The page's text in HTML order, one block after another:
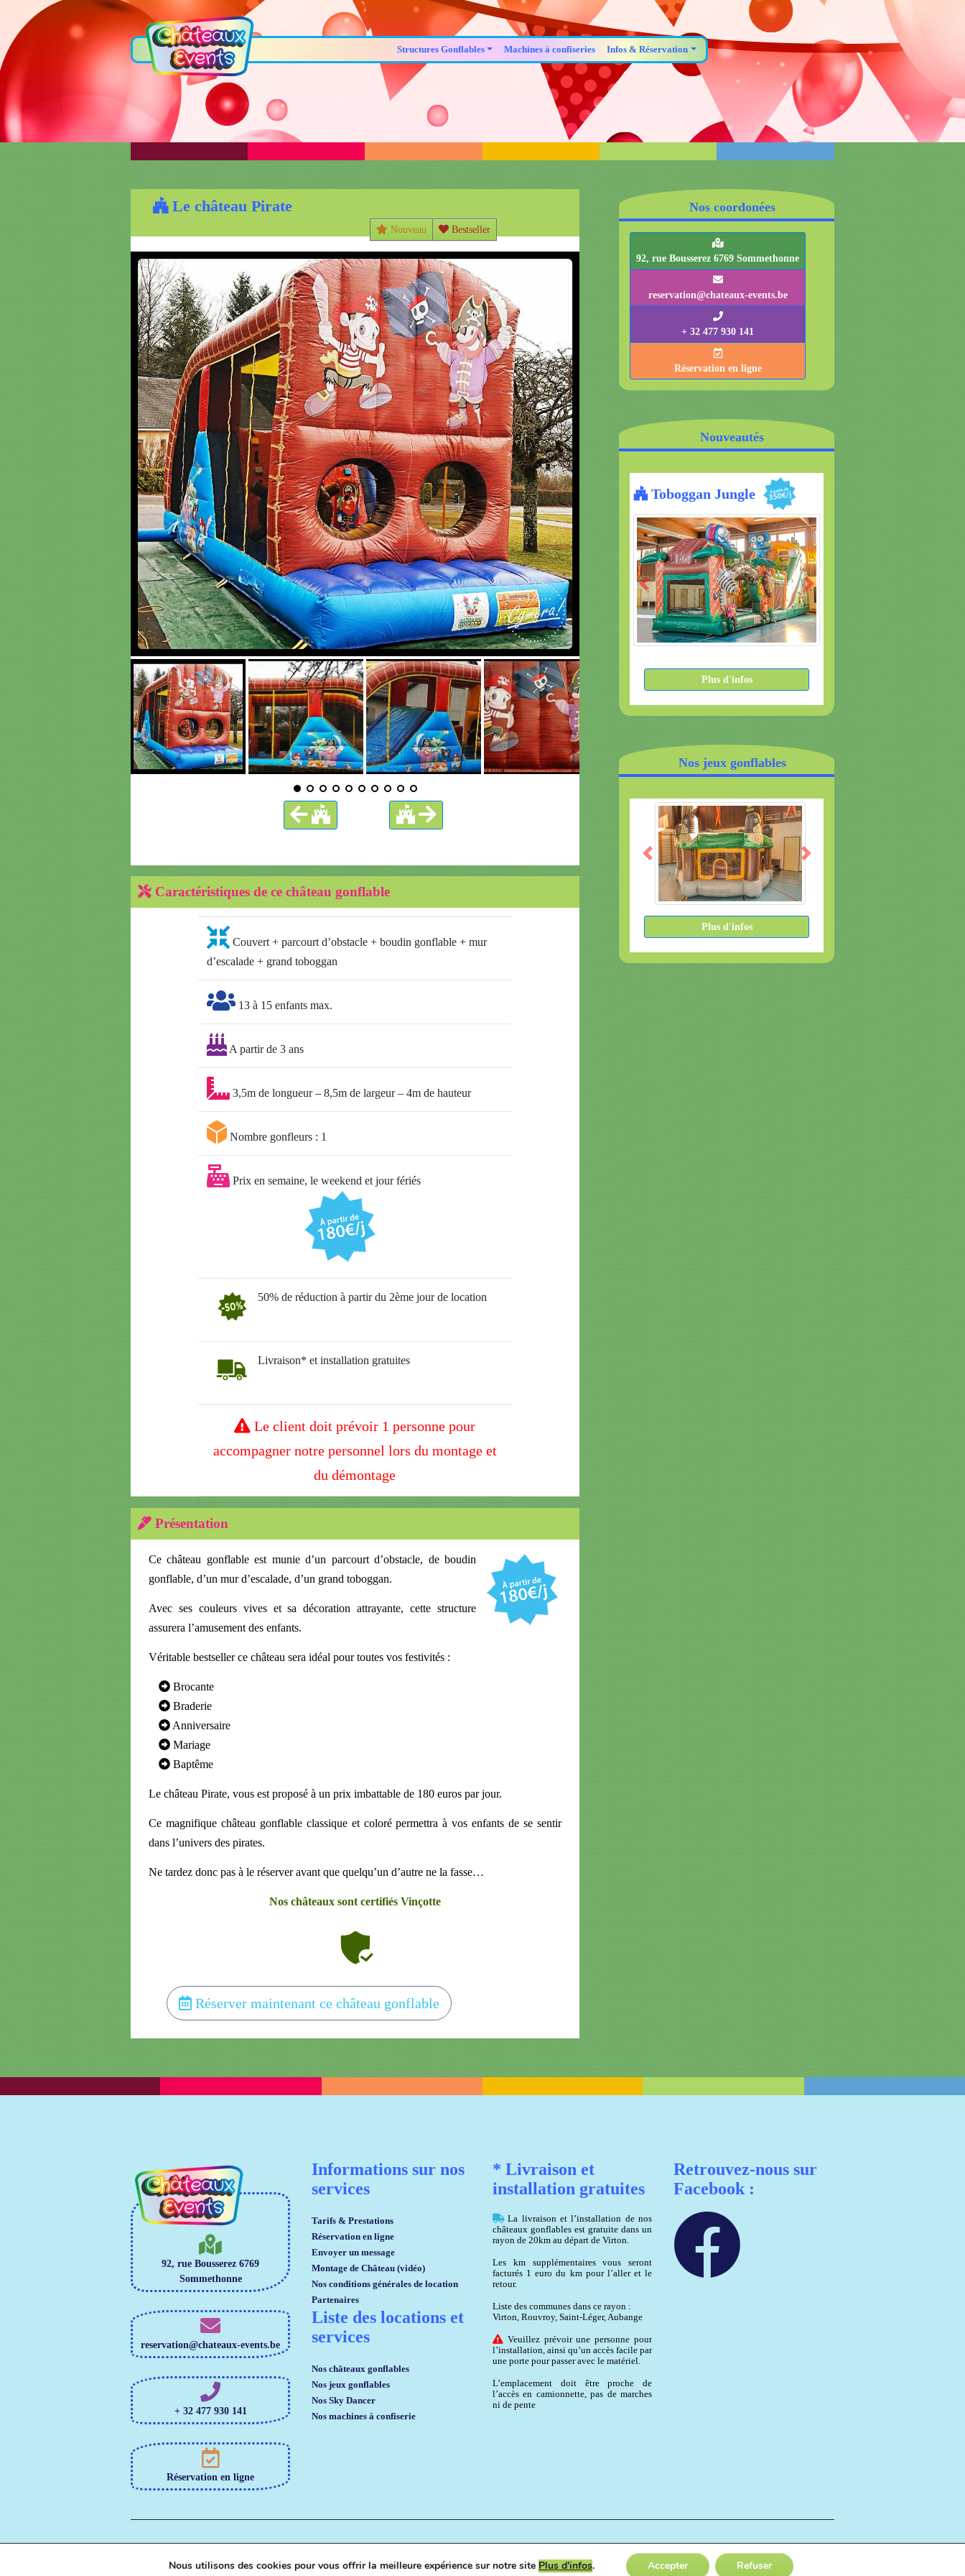
Structures Gonflables Machines à confiseries Infos & Réservation
Le château Pirate
Nouveau Bestseller
Caractéristiques de ce château gonflable
Couvert + parcourt d’obstacle + boudin gonflable + mur
d’escalade + grand toboggan
13 à 15 enfants max.
A partir de 3 ans
3,5m de longueur – 8,5m de largeur – 4m de hauteur
Nombre gonfleurs : 1
Prix en semaine, le weekend et jour fériés
50% de réduction à partir du 2ème jour de location
Livraison* et installation gratuites
Le client doit prévoir 1 personne pour
accompagner notre personnel lors du montage et
du démontage
Présentation
Ce château gonflable est munie d’un parcourt d’obstacle, de boudin
gonflable, d’un mur d’escalade, d’un grand toboggan.
Avec ses couleurs vives et sa décoration attrayante, cette structure
assurera l’amusement des enfants.
Véritable bestseller ce château sera idéal pour toutes vos festivités :
Brocante
Braderie
Anniversaire
Mariage
Baptême
Le château Pirate, vous est proposé à un prix imbattable de 180 euros par jour.
Ce magnifique château gonflable classique et coloré permettra à vos enfants de se sentir
dans l’univers des pirates.
Ne tardez donc pas à le réserver avant que quelqu’un d’autre ne la fasse…
Nos châteaux sont certifiés Vinçotte
Réserver maintenant ce château gonflable
Nos coordonées
92, rue Bousserez 6769 Sommethonne
reservation@chateaux-events.be
+ 32 477 930 141
Réservation en ligne
Nouveautés
Toboggan Jungle
Plus d'infos
Croco Multiplay
Plus d'infos
Previous Next
Nos jeux gonflables
Plus d'infos
92, rue Bousserez 6769
Sommethonne
reservation@chateaux-events.be
+ 32 477 930 141
Réservation en ligne
Informations sur nos
services
Tarifs & Prestations
Réservation en ligne
Envoyer un message
Montage de Château (vidéo)
Nos conditions générales de location
Partenaires
Liste des locations et
services
Nos châteaux gonflables
Nos jeux gonflables
Nos Sky Dancer
Nos machines à confiserie
* Livraison et
installation gratuites
La livraison et l’installation de nos
châteaux gonflables est gratuite dans un
rayon de 20km au départ de Virton.
Les km supplémentaires vous seront
facturés 1 euro du km pour l’aller et le
retour.
Liste des communes dans ce rayon :
Virton, Rouvroy, Saint-Léger, Aubange
Veuillez prévoir une personne pour
l’installation, ainsi qu’un accès facile par
une porte pour passer avec le matériel.
L’emplacement doit être proche de
l’accès en camionnette, pas de marches
ni de pente
Retrouvez-nous sur
Facebook :
Nous utilisons des cookies pour vous offrir la meilleure expérience sur notre site Plus d'infos. Accepter Refuser